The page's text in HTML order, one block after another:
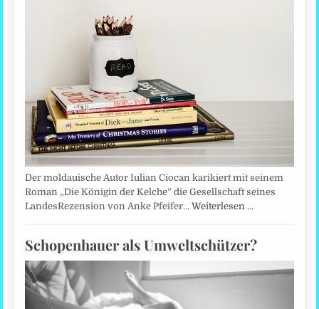
Der moldauische Autor Iulian Ciocan karikiert mit seinem
Roman „Die Königin der Kelche” die Gesellschaft seines
LandesRezension von Anke Pfeifer…Weiterlesen …
Schopenhauer als Umweltschützer?